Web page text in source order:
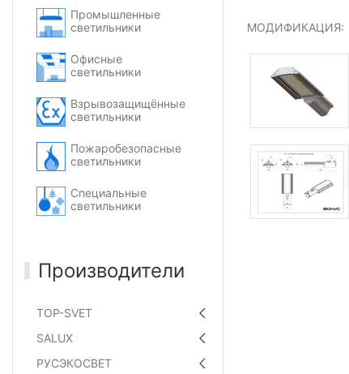
Промышленные
светильники
Офисные
светильники
Взрывозащищённые
светильники
Пожаробезопасные
светильники
Специальные
светильники
Производители
TOP-SVET
SALUX
РУСЭКОСВЕТ
МОДИФИКАЦИЯ: